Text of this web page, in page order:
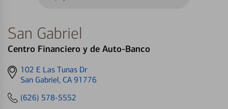
San Gabriel
Centro Financiero y de Auto-Banco
Get
directions
102 E Las Tunas Dr
San Gabriel, CA 91776
(626) 578-5552